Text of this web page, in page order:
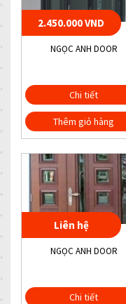
2.450.000 VND
NGỌC ANH DOOR
Chi tiết
Thêm giỏ hàng
Liên hệ
NGỌC ANH DOOR
Chi tiết